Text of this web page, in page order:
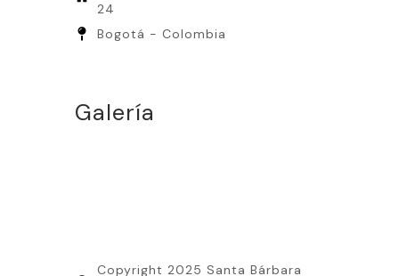
24
Bogotá - Colombia
Galería
Copyright 2025 Santa Bárbara